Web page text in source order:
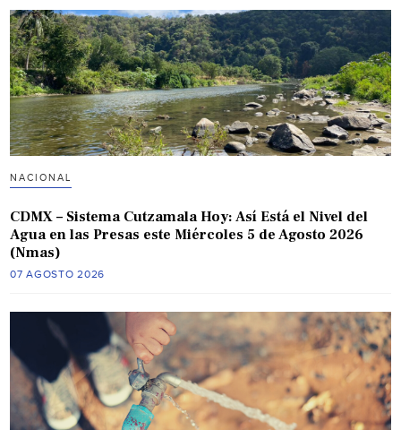
NACIONAL
CDMX – Sistema Cutzamala Hoy: Así Está el Nivel del
Agua en las Presas este Miércoles 5 de Agosto 2026
(Nmas)
07 AGOSTO 2026